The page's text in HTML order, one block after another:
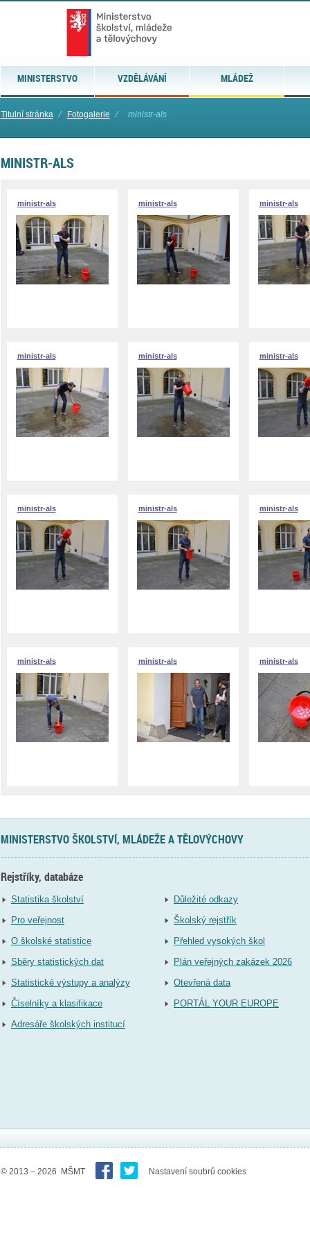
MINISTERSTVO VZDĚLÁVÁNÍ MLÁDEŽ
Titulní stránka ⁄ Fotogalerie ⁄ ministr-als
MINISTR-ALS
ministr-als ministr-als ministr-als
ministr-als ministr-als ministr-als
ministr-als ministr-als ministr-als
ministr-als ministr-als ministr-als
MINISTERSTVO ŠKOLSTVÍ, MLÁDEŽE A TĚLOVÝCHOVY
Rejstříky, databáze
Statistika školství
Pro veřejnost
O školské statistice
Sběry statistických dat
Statistické výstupy a analýzy
Číselníky a klasifikace
Adresáře školských institucí
Důležité odkazy
Školský rejstřík
Přehled vysokých škol
Plán veřejných zakázek 2026
Otevřená data
PORTÁL YOUR EUROPE
© 2013 – 2026 MŠMT Nastavení soubrů cookies